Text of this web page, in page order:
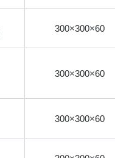
300×300×60
300×300×60
300×300×60